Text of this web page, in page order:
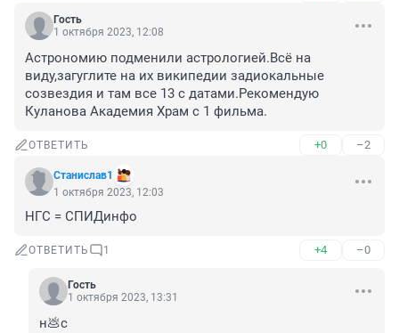
Гость
1 октября 2023, 12:08
Астрономию подменили астрологией.Всё на
виду,загуглите на их википедии задиокальные
созвездия и там все 13 с датами.Рекомендую
Куланова Академия Храм с 1 фильма.
ОТВЕТИТЬ +0 –2
Станислав1
1 октября 2023, 12:03
НГС = СПИДинфо
ОТВЕТИТЬ 1 +4 –0
Гость
1 октября 2023, 13:31
н💩с